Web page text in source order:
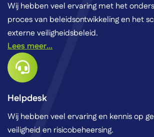
Wij hebben veel ervaring met het
proces van beleidsontwikkeling en het
externe veiligheidsbeleid.
Lees meer...
Helpdesk
Wij hebben veel ervaring en kennis op
veiligheid en risicobeheersing.